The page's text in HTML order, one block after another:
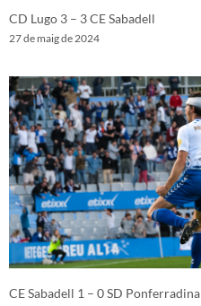
CD Lugo 3 – 3 CE Sabadell
27 de maig de 2024
CE Sabadell 1 – 0 SD Ponferradina